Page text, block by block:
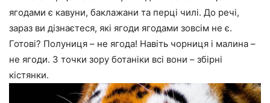
ягодами є кавуни, баклажани та перці чилі. До речі,
зараз ви дізнаєтеся, які ягоди ягодами зовсім не є.
Готові? Полуниця – не ягода! Навіть чорниця і малина –
не ягоди. З точки зору ботаніки всі вони – збірні
кістянки.